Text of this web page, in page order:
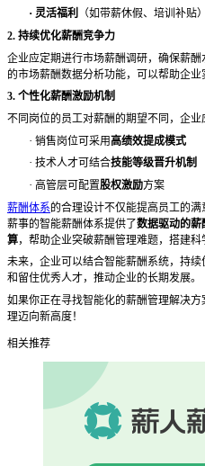
· 灵活福利
（如带薪休假、培训补贴
2. 持续优化薪酬竞争力
企业应定期进行市场薪酬调研，确保薪酬
的市场薪酬数据分析功能，可以帮助企业
3. 个性化薪酬激励机制
不同岗位的员工对薪酬的期望不同，企业
· 销售岗位可采用高绩效提成模式
· 技术人才可结合技能等级晋升机制
· 高管层可配置股权激励方案
薪酬体系的合理设计不仅能提高员工的
薪事的智能薪酬体系提供了数据驱动的薪
算，帮助企业突破薪酬管理难题，搭建科
未来，企业可以结合智能薪酬系统，持
和留住优秀人才，推动企业的长期发展。
如果你正在寻找智能化的薪酬管理解决方
理迈向新高度！
相关推荐